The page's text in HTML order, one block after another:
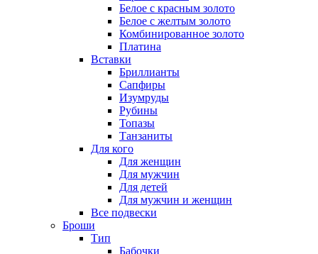
Белое с красным золото
Белое с желтым золото
Комбинированное золото
Платина
Вставки
Бриллианты
Сапфиры
Изумруды
Рубины
Топазы
Танзаниты
Для кого
Для женщин
Для мужчин
Для детей
Для мужчин и женщин
Все подвески
Броши
Тип
Бабочки